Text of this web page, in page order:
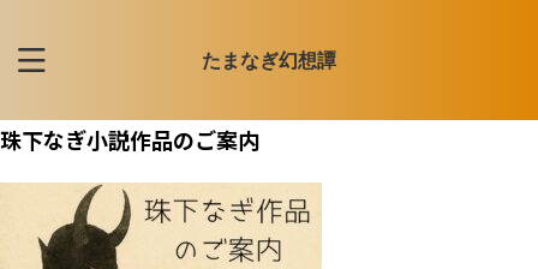
たまなぎ幻想譚
珠下なぎ小説作品のご案内